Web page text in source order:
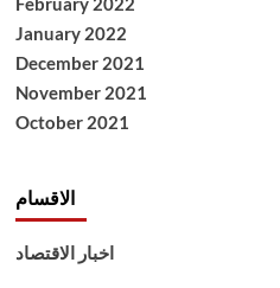
January 2022
December 2021
November 2021
October 2021
الاقسام
اخبار الاقتصاد